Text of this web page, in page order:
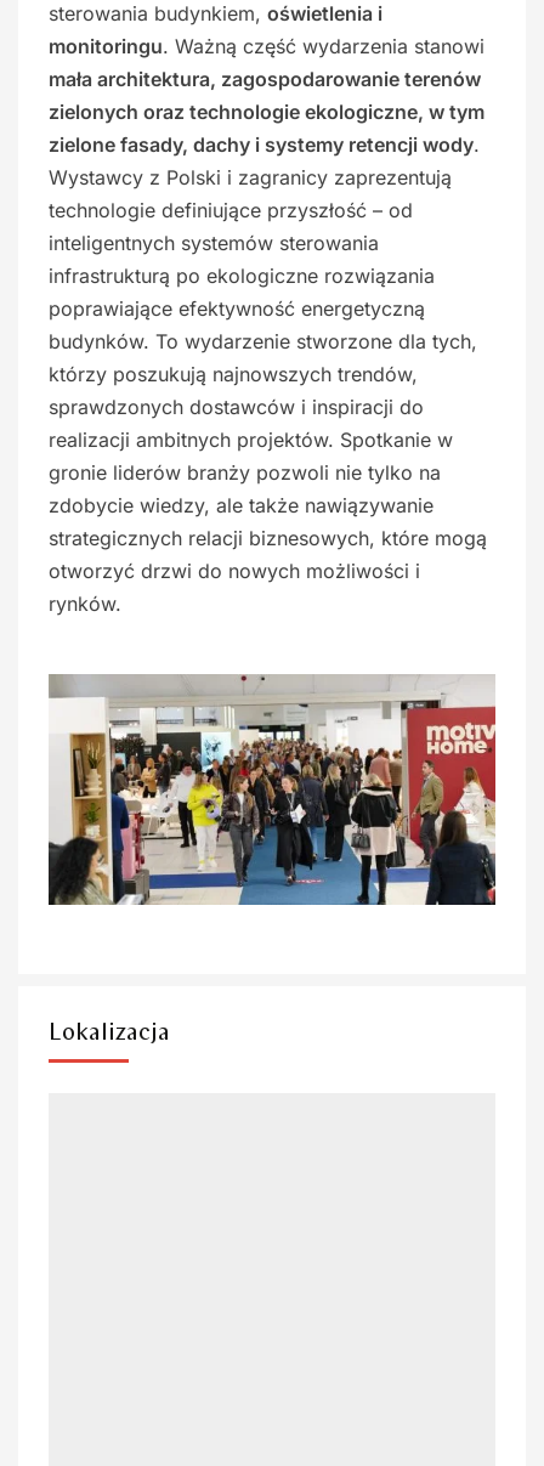
sterowania budynkiem, oświetlenia i
monitoringu. Ważną część wydarzenia stanowi
mała architektura, zagospodarowanie terenów
zielonych oraz technologie ekologiczne, w tym
zielone fasady, dachy i systemy retencji wody.
Wystawcy z Polski i zagranicy zaprezentują
technologie definiujące przyszłość – od
inteligentnych systemów sterowania
infrastrukturą po ekologiczne rozwiązania
poprawiające efektywność energetyczną
budynków. To wydarzenie stworzone dla tych,
którzy poszukują najnowszych trendów,
sprawdzonych dostawców i inspiracji do
realizacji ambitnych projektów. Spotkanie w
gronie liderów branży pozwoli nie tylko na
zdobycie wiedzy, ale także nawiązywanie
strategicznych relacji biznesowych, które mogą
otworzyć drzwi do nowych możliwości i
rynków.
Lokalizacja